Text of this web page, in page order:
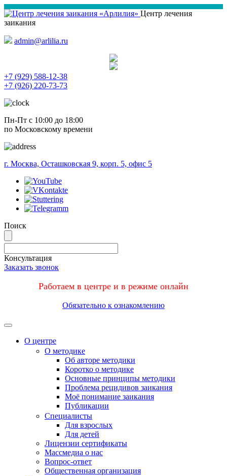
Центр лечения
заикания
admin@arlilia.ru
+7 (929) 588-12-38
+7 (926) 220-73-73
Пн-Пт с 10:00 до 18:00
по Московскому времени
г. Москва, Осташковская 9, корп. 5, офис 5
Поиск
Консультация
Заказать звонок
Работаем в центре и в режиме онлайн
Обязательно к ознакомлению
Меню
О центре
О методике
Об авторе методики
Коротко о методике
Основные принципы методики
Проблема рецидивов заикания
Моё понимание заикания
Публикации
Специалисты
Для взрослых
Для детей
Лицензии сертификаты
Массмедиа о нас
Вопрос-ответ
Общественная организация